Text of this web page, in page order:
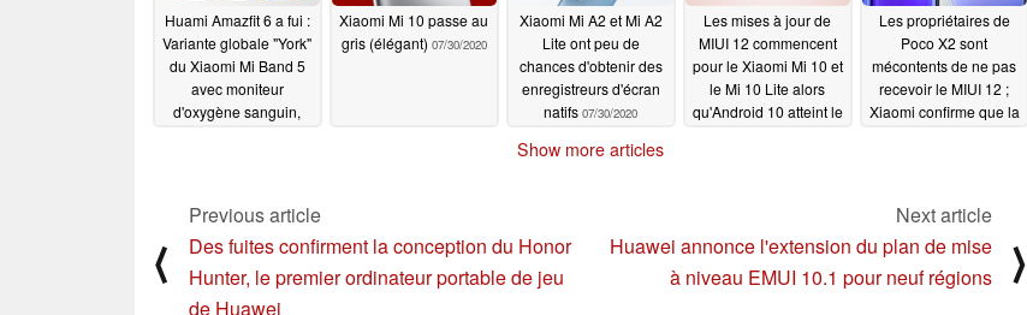
Huami Amazfit 6 a fui :
Variante globale "York"
du Xiaomi Mi Band 5
avec moniteur
d'oxygène sanguin,
Xiaomi Mi 10 passe au
gris (élégant) 07/30/2020
Xiaomi Mi A2 et Mi A2
Lite ont peu de
chances d'obtenir des
enregistreurs d'écran
natifs 07/30/2020
Les mises à jour de
MIUI 12 commencent
pour le Xiaomi Mi 10 et
le Mi 10 Lite alors
qu'Android 10 atteint le
Les propriétaires de
Poco X2 sont
mécontents de ne pas
recevoir le MIUI 12 ;
Xiaomi confirme que la
07/28/2020
Show more articles
⟨
Previous article
Des fuites confirment la conception du Honor
Hunter, le premier ordinateur portable de jeu
de Huawei
Next article
Huawei annonce l'extension du plan de mise
à niveau EMUI 10.1 pour neuf régions
⟩